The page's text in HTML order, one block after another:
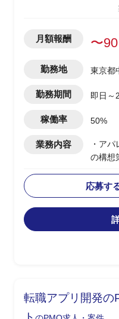
月額報酬 〜90
勤務地 東京都
勤務期間 即日～
稼働率 50%
業務内容
・ア
の構想
内の主
で
OMO
・幹
て、
どの商
応募す
転職アプリ開発の